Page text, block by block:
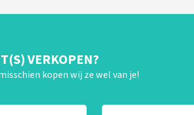
VERKOPEN?
kopen wij ze wel van je!